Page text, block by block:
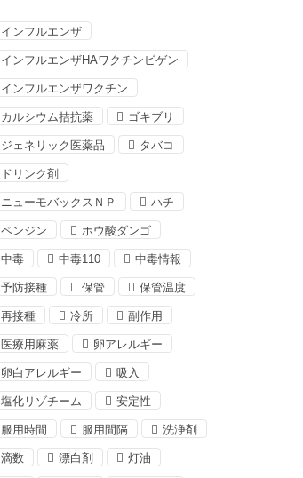
インフルエンザ
インフルエンザHAワクチンビゲン
インフルエンザワクチン
カルシウム拮抗薬 ゴキブリ
ジェネリック医薬品 タバコ
ドリンク剤
ニューモバックスＮＰ ハチ
ペンジン ホウ酸ダンゴ
中毒 中毒110 中毒情報
予防接種 保管 保管温度
再接種 冷所 副作用
医療用麻薬 卵アレルギー
卵白アレルギー 吸入
塩化リゾチーム 安定性
服用時間 服用間隔 洗浄剤
滴数 漂白剤 灯油